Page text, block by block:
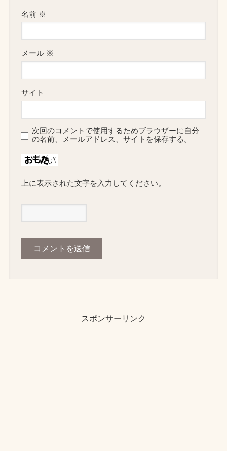
名前 ※
メール ※
サイト
次回のコメントで使用するためブラウザーに自分
の名前、メールアドレス、サイトを保存する。
上に表示された文字を入力してください。
スポンサーリンク